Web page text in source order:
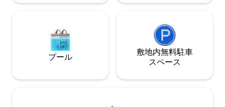
プール
敷地内無料駐⁠車
ス⁠ペ⁠ー⁠ス